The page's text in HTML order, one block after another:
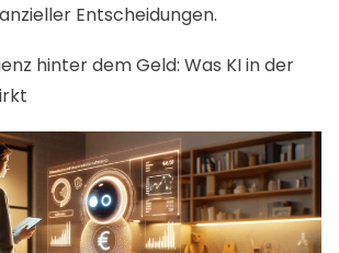
Entscheidungen.
hinter dem Geld: Was KI in der